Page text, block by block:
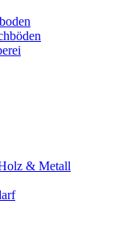
& Metall